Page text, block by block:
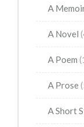
A
A Novel
A Poem
A Prose
A Short